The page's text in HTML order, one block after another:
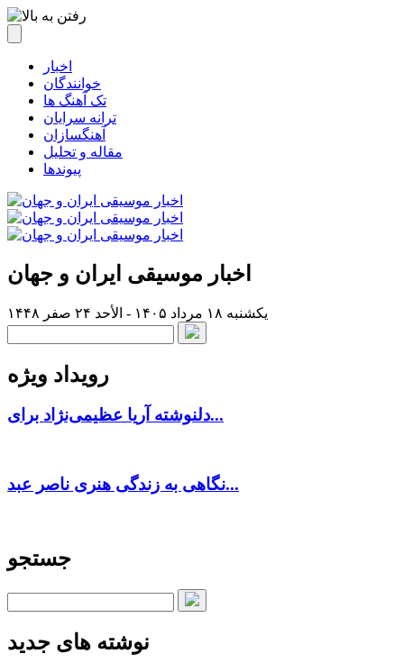
اخبار
خوانندگان
تک آهنگ ها
ترانه سرایان
آهنگسازان
مقاله و تحلیل
پیوندها
اخبار موسیقی ایران و جهان
یکشنبه ۱۸ مرداد ۱۴۰۵ - الأحد ۲۴ صفر ۱۴۴۸
رویداد ویژه
دلنوشته آریا عظیمی‌نژاد برای...
نگاهی به زندگی هنری ناصر عبد...
جستجو
نوشته های جدید